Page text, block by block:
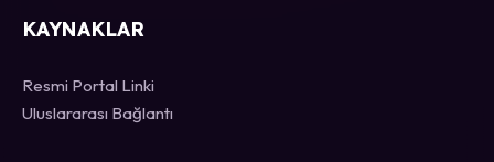
KAYNAKLAR
Resmi Portal Linki
Uluslararası Bağlantı